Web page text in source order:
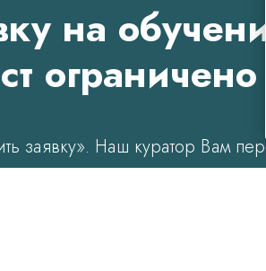
на
ограничено
заявку». Наш куратор Вам